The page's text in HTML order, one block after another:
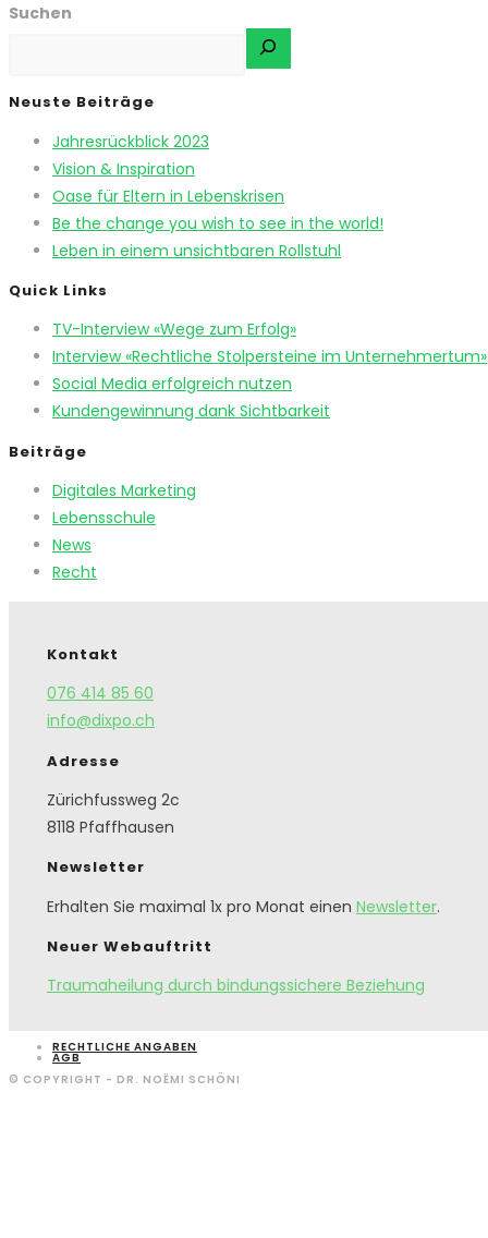
Suchen
Neuste Beiträge
Jahresrückblick 2023
Vision & Inspiration
Oase für Eltern in Lebenskrisen
Be the change you wish to see in the world!
Leben in einem unsichtbaren Rollstuhl
Quick Links
TV-Interview «Wege zum Erfolg»
Interview «Rechtliche Stolpersteine im Unternehmertum»
Social Media erfolgreich nutzen
Kundengewinnung dank Sichtbarkeit
Beiträge
Digitales Marketing
Lebensschule
News
Recht
Kontakt
076 414 85 60
info@dixpo.ch
Adresse
Zürichfussweg 2c
8118 Pfaffhausen
Newsletter
Erhalten Sie maximal 1x pro Monat einen Newsletter.
Neuer Webauftritt
Traumaheilung durch bindungssichere Beziehung
RECHTLICHE ANGABEN
AGB
© COPYRIGHT - DR. NOËMI SCHÖNI